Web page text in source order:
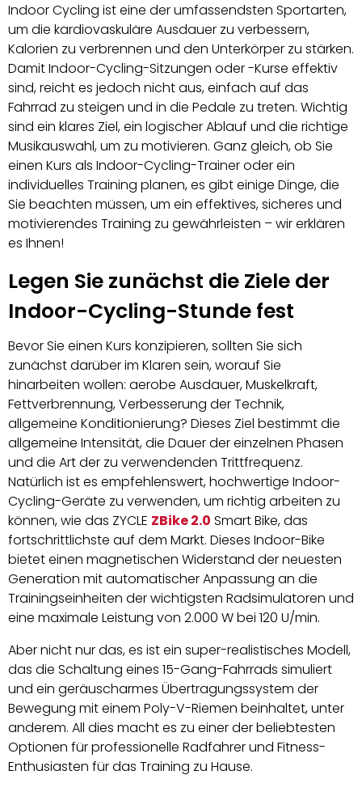
Indoor Cycling ist eine der umfassendsten Sportarten,
um die kardiovaskuläre Ausdauer zu verbessern,
Kalorien zu verbrennen und den Unterkörper zu stärken.
Damit Indoor-Cycling-Sitzungen oder -Kurse effektiv
sind, reicht es jedoch nicht aus, einfach auf das
Fahrrad zu steigen und in die Pedale zu treten. Wichtig
sind ein klares Ziel, ein logischer Ablauf und die richtige
Musikauswahl, um zu motivieren. Ganz gleich, ob Sie
einen Kurs als Indoor-Cycling-Trainer oder ein
individuelles Training planen, es gibt einige Dinge, die
Sie beachten müssen, um ein effektives, sicheres und
motivierendes Training zu gewährleisten – wir erklären
es Ihnen!
Legen Sie zunächst die Ziele der
Indoor-Cycling-Stunde fest
Bevor Sie einen Kurs konzipieren, sollten Sie sich
zunächst darüber im Klaren sein, worauf Sie
hinarbeiten wollen: aerobe Ausdauer, Muskelkraft,
Fettverbrennung, Verbesserung der Technik,
allgemeine Konditionierung? Dieses Ziel bestimmt die
allgemeine Intensität, die Dauer der einzelnen Phasen
und die Art der zu verwendenden Trittfrequenz.
Natürlich ist es empfehlenswert, hochwertige Indoor-
Cycling-Geräte zu verwenden, um richtig arbeiten zu
können, wie das ZYCLE ZBike 2.0 Smart Bike, das
fortschrittlichste auf dem Markt. Dieses Indoor-Bike
bietet einen magnetischen Widerstand der neuesten
Generation mit automatischer Anpassung an die
Trainingseinheiten der wichtigsten Radsimulatoren und
eine maximale Leistung von 2.000 W bei 120 U/min.
Aber nicht nur das, es ist ein super-realistisches Modell,
das die Schaltung eines 15-Gang-Fahrrads simuliert
und ein geräuscharmes Übertragungssystem der
Bewegung mit einem Poly-V-Riemen beinhaltet, unter
anderem. All dies macht es zu einer der beliebtesten
Optionen für professionelle Radfahrer und Fitness-
Enthusiasten für das Training zu Hause.